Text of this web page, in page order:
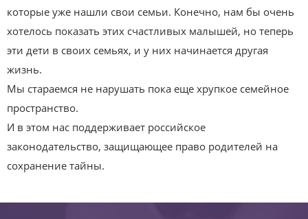
которые уже нашли свои семьи. Конечно, нам бы очень
хотелось показать этих счастливых малышей, но теперь
эти дети в своих семьях, и у них начинается другая
жизнь.
Мы стараемся не нарушать пока еще хрупкое семейное
пространство.
И в этом нас поддерживает российское
законодательство, защищающее право родителей на
сохранение тайны.